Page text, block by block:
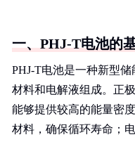
一、PHJ-T电池的
PHJ-T电池是一种新型
材料和电解液组成。正
能够提供较高的能量密
材料，确保循环寿命；